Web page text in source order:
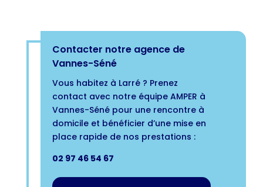
Contacter notre agence de
Vannes-Séné
Vous habitez à Larré ? Prenez
contact avec notre équipe AMPER à
Vannes-Séné pour une rencontre à
domicile et bénéficier d’une mise en
place rapide de nos prestations :
02 97 46 54 67